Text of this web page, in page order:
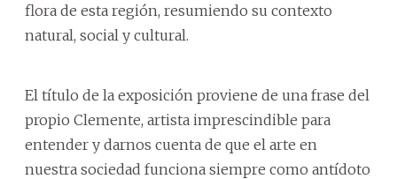
flora de esta región, resumiendo su contexto
natural, social y cultural.
El título de la exposición proviene de una frase del
propio Clemente, artista imprescindible para
entender y darnos cuenta de que el arte en
nuestra sociedad funciona siempre como antídoto